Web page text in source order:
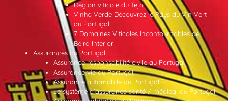
Région viticole du Tejo
Vinho Verde Découvrez le Pays du Vin Vert
au Portugal
7 Domaines Viticoles Incontournables de
Beira Interior
Assurances au Portugal
Assurance responsabilité civile au Portugal
Assurance vie au Portugal
Assurance automobile au Portugal
Le système d’assurance santé / médical au Portugal